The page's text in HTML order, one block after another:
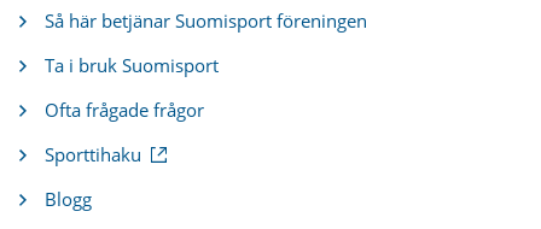
Så här betjänar Suomisport föreningen
Ta i bruk Suomisport
Ofta frågade frågor
Sporttihaku(
Blogg